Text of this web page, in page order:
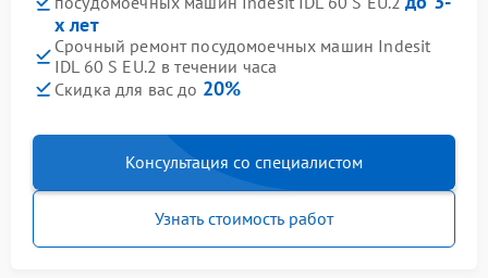
х лет
Срочный ремонт посудомоечных машин Indesit
IDL 60 S EU.2 в течении часа
Скидка для вас до 20%
Консультация со специалистом
Узнать стоимость работ